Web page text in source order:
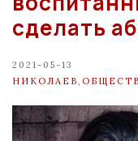
сделать
2021-05-13
НИКОЛАЕВ